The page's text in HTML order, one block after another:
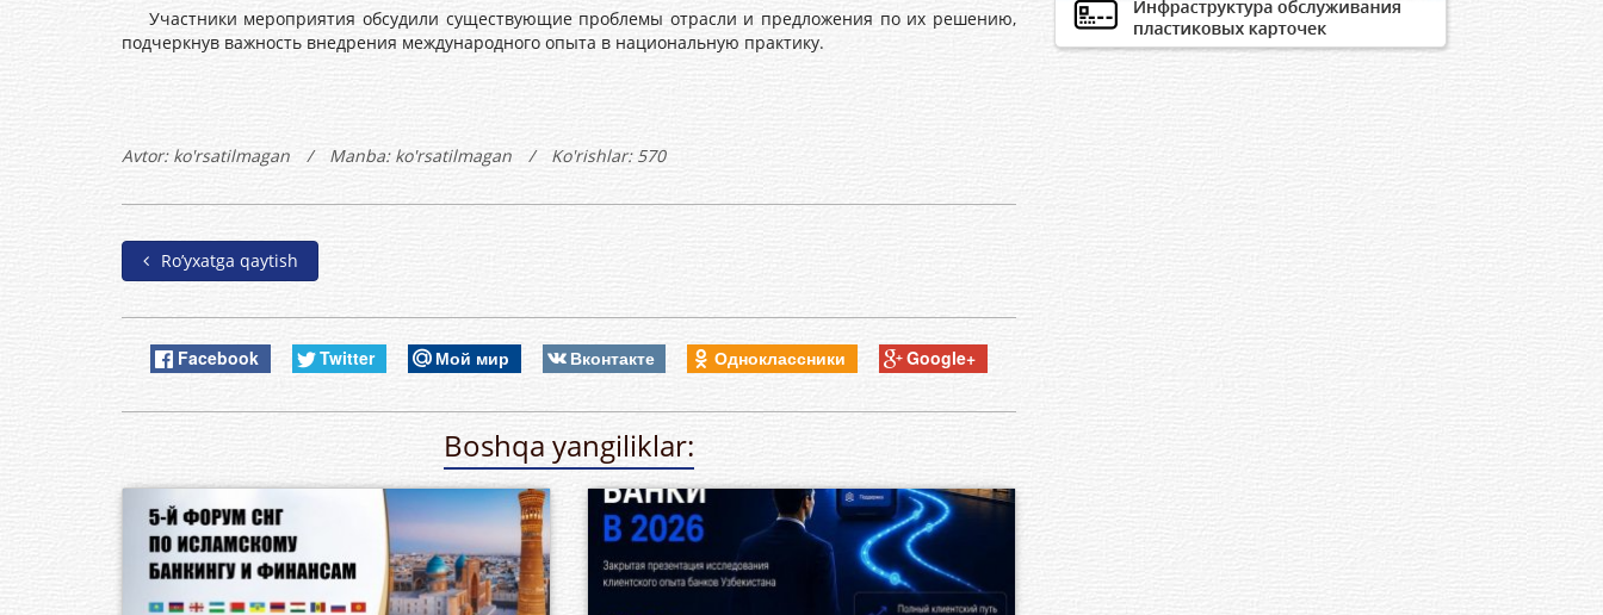
Участники мероприятия обсудили существующие проблемы отрасли и предложения по их решению,
подчеркнув важность внедрения международного опыта в национальную практику.
Avtor: ko'rsatilmagan / Manba: ko'rsatilmagan / Ko'rishlar: 570
Ro’yxatga qaytish
Facebook Twitter Мой мир Вконтакте Одноклассники Google+
Boshqa yangiliklar: